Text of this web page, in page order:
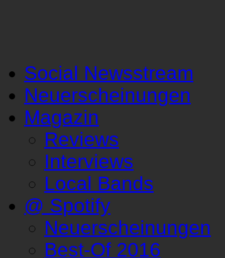
Social Newsstream
Neuerscheinungen
Magazin
Reviews
Interviews
Local Bands
@ Spotify
Neuerscheinungen
Best-Of 2016